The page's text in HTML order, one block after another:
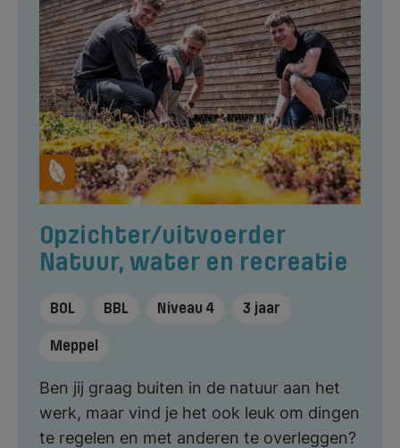
Opzichter/uitvoerder
Natuur, water en recreatie
BOL BBL Niveau 4 3 jaar
Meppel
Ben jij graag buiten in de natuur aan het
werk, maar vind je het ook leuk om dingen
te regelen en met anderen te overleggen?